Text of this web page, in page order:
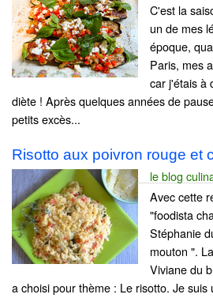
C'est la
un de mes
époque,
Paris, mes
car j'étais à
diète ! Après quelques années de
petits excès...
Risotto aux poivron rouge et
le blog
Avec cette
"foodista
Stéphanie
mouton ".
Viviane du
a choisi pour thème : Le risotto. Je